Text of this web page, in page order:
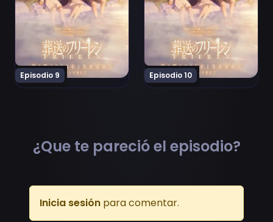
Episodio 9 Episodio 10
¿Que te pareció el episodio?
Inicia sesión para comentar.